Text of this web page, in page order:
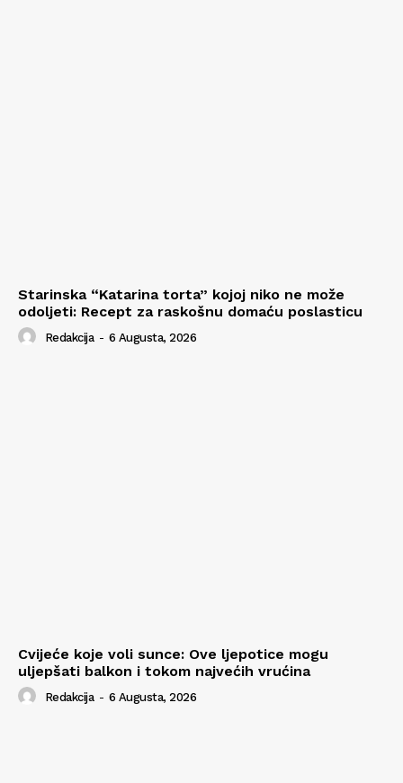
Starinska “Katarina torta” kojoj niko ne može
odoljeti: Recept za raskošnu domaću poslasticu
Redakcija - 6 Augusta, 2026
Cvijeće koje voli sunce: Ove ljepotice mogu
uljepšati balkon i tokom najvećih vrućina
Redakcija - 6 Augusta, 2026